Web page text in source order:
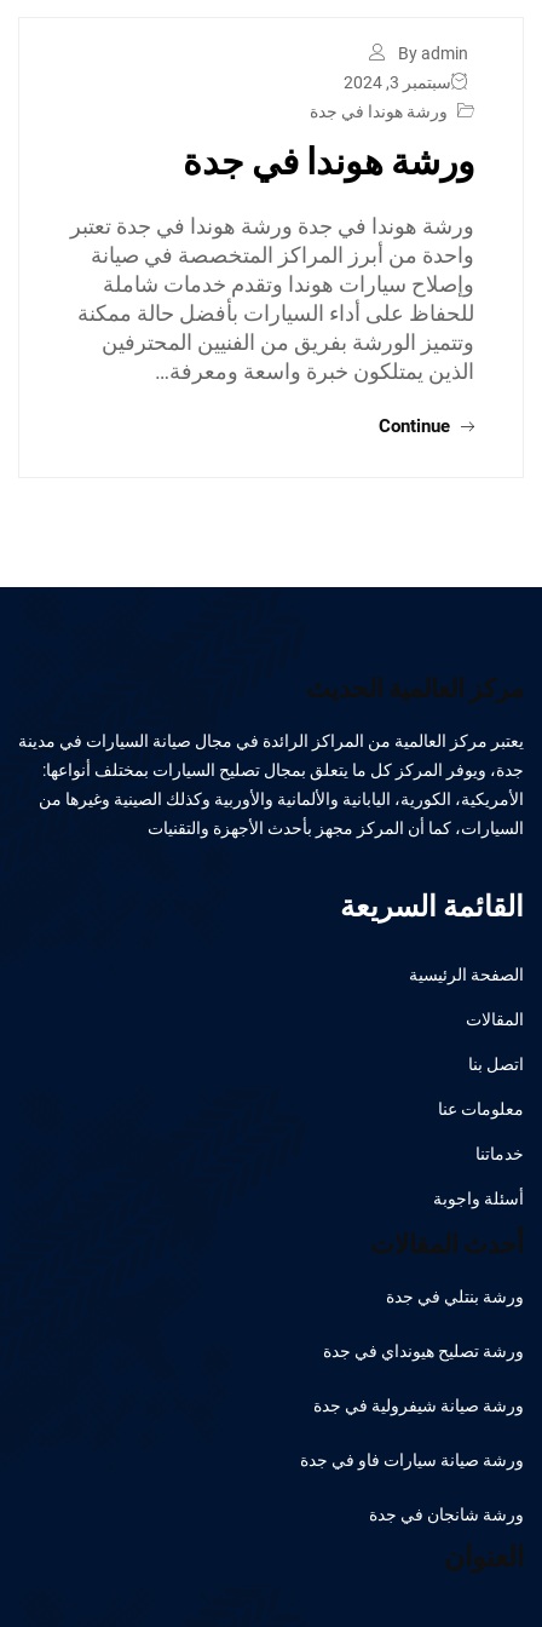
By admin
سبتمبر 3, 2024
ورشة هوندا في جدة
ورشة هوندا في جدة
ورشة هوندا في جدة ورشة هوندا في جدة تعتبر
واحدة من أبرز المراكز المتخصصة في صيانة
وإصلاح سيارات هوندا وتقدم خدمات شاملة
للحفاظ على أداء السيارات بأفضل حالة ممكنة
وتتميز الورشة بفريق من الفنيين المحترفين
الذين يمتلكون خبرة واسعة ومعرفة…
Continue
مركز العالمية الحديث
يعتبر مركز العالمية من المراكز الرائدة في مجال صيانة السيارات في مدينة
جدة، ويوفر المركز كل ما يتعلق بمجال تصليح السيارات بمختلف أنواعها:
الأمريكية، الكورية، اليابانية والألمانية والأوربية وكذلك الصينية وغيرها من
السيارات، كما أن المركز مجهز بأحدث الأجهزة والتقنيات
القائمة السريعة
الصفحة الرئيسية
المقالات
اتصل بنا
معلومات عنا
خدماتنا
أسئلة واجوبة
أحدث المقالات
ورشة بنتلي في جدة
ورشة تصليح هيونداي في جدة
ورشة صيانة شيفرولية في جدة
ورشة صيانة سيارات فاو في جدة
ورشة شانجان في جدة
العنوان